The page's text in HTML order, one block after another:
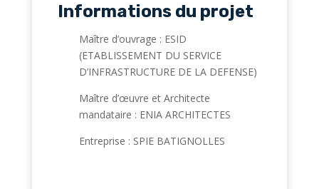
Informations du projet
Maître d’ouvrage : ESID
(ETABLISSEMENT DU SERVICE
D’INFRASTRUCTURE DE LA DEFENSE)
Maître d’œuvre et Architecte
mandataire : ENIA ARCHITECTES
Entreprise : SPIE BATIGNOLLES